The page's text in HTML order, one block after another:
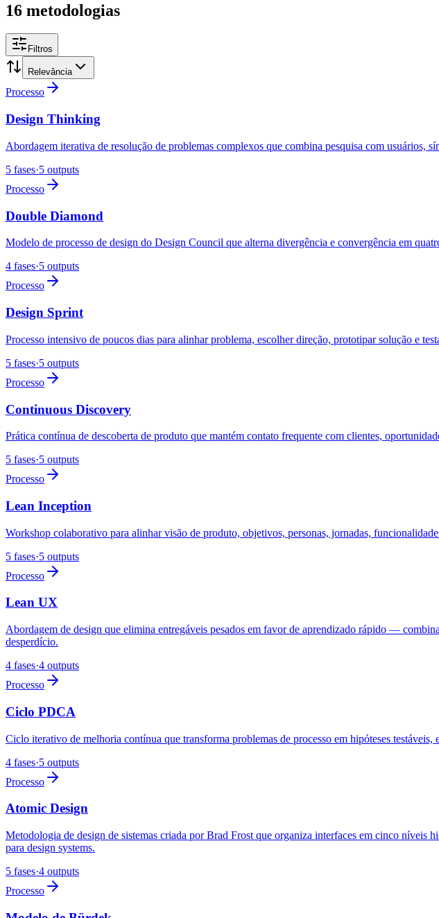
16 metodologias
Filtros
Relevância
Processo
Design Thinking
Abordagem iterativa de resolução de problemas complexos que combina pesquisa com usuários,
5 fases·5 outputs
Processo
Double Diamond
Modelo de processo de design do Design Council que alterna divergência e convergência em
4 fases·5 outputs
Processo
Design Sprint
Processo intensivo de poucos dias para alinhar problema, escolher direção, prototipar solução e
5 fases·5 outputs
Processo
Continuous Discovery
Prática contínua de descoberta de produto que mantém contato frequente com clientes,
5 fases·5 outputs
Processo
Lean Inception
Workshop colaborativo para alinhar visão de produto, objetivos, personas, jornadas,
5 fases·5 outputs
Processo
Lean UX
Abordagem de design que elimina entregáveis pesados em favor de aprendizado rápido —
desperdício.
4 fases·4 outputs
Processo
Ciclo PDCA
Ciclo iterativo de melhoria contínua que transforma problemas de processo em hipóteses
4 fases·5 outputs
Processo
Atomic Design
Metodologia de design de sistemas criada por Brad Frost que organiza interfaces em cinco
para design systems.
5 fases·4 outputs
Processo